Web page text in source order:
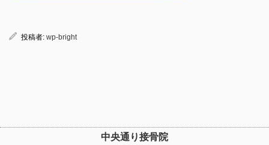
投稿者: wp-bright
中央通り接骨院